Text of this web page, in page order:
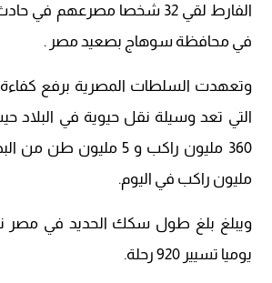
الفارط لقي 32 شخصا مصرعهم
في محافظة سوهاج بصعيد مصر .
وتعهدت السلطات المصرية برفع
التي تعد وسيلة نقل حيوية في البلاد
360 مليون راكب و 5 مليون
مليون راكب في اليوم.
يوميا تسيير 920 رحلة.